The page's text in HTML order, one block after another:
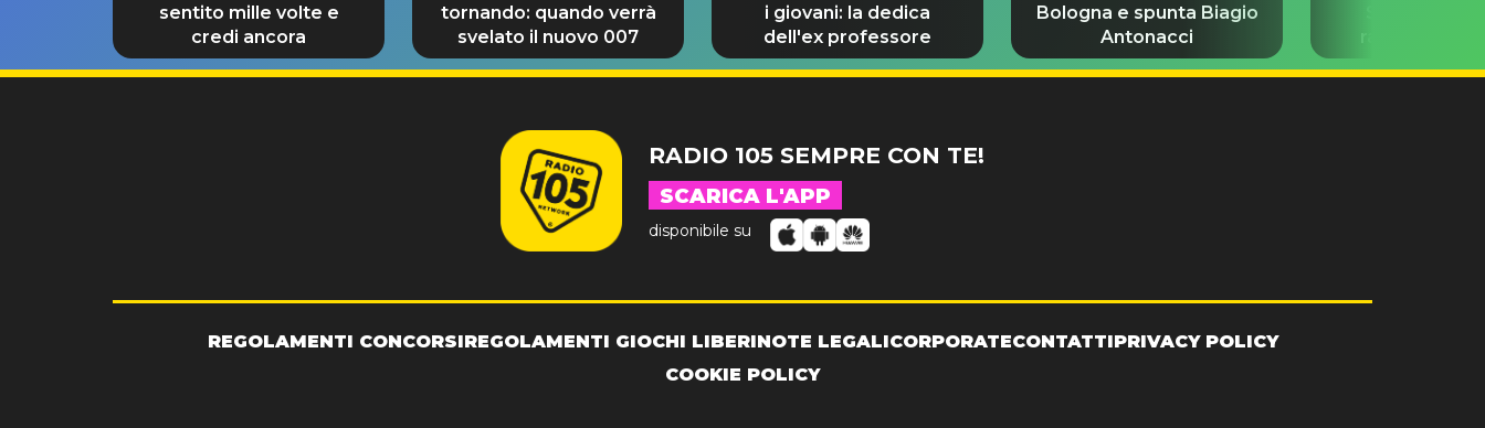
sentito mille volte e
credi ancora
tornando: quando verrà
svelato il nuovo 007
i giovani: la dedica
dell'ex professore
Bologna e spunta Biagio
Antonacci
RADIO 105 SEMPRE CON TE!
SCARICA L'APP
disponibile su
REGOLAMENTI CONCORSIREGOLAMENTI GIOCHI LIBERINOTE LEGALICORPORATECONTATTIPRIVACY POLICY
COOKIE POLICY